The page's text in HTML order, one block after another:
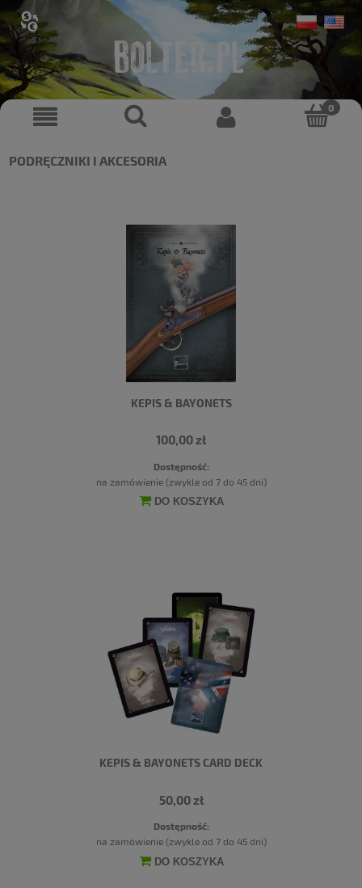
PODRĘCZNIKI I AKCESORIA
KEPIS & BAYONETS
100,00 zł
Dostępność:
na zamówienie (zwykle od 7 do 45 dni)
DO KOSZYKA
KEPIS & BAYONETS CARD DECK
50,00 zł
Dostępność:
na zamówienie (zwykle od 7 do 45 dni)
DO KOSZYKA